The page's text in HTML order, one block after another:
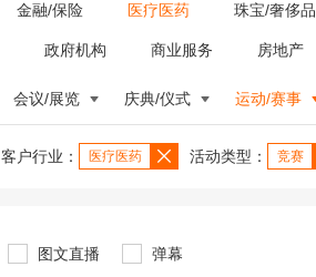
金融/保险 医疗医药 珠宝/奢侈品
政府机构 商业服务 房地产
会议/展览 庆典/仪式 运动/赛事
客户行业： 医疗医药 活动类型： 竞赛
图文直播 弹幕